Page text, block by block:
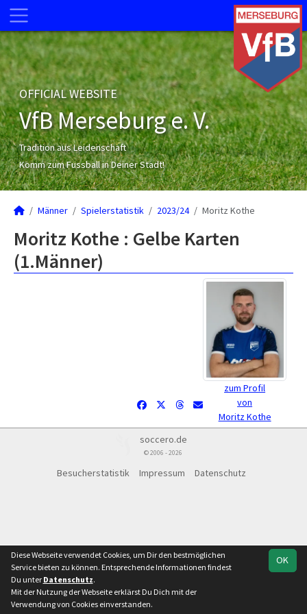
OFFICIAL WEBSITE
VfB Merseburg e. V.
Tradition aus Leidenschaft
Komm zum Fussball in Deiner Stadt!
Männer Spielerstatistik 2023/24 Moritz Kothe
Moritz Kothe : Gelbe Karten
(1.Männer)
zum Profil
von
Moritz Kothe
soccero.de
© 2006 - 2026
Besucherstatistik Impressum Datenschutz
OK
Diese Webseite verwendet Cookies, um Dir den bestmöglichen
Service bieten zu können. Entsprechende Informationen findest
Du unter Datenschutz.
Mit der Nutzung der Webseite erklärst Du Dich mit der
Verwendung von Cookies einverstanden.